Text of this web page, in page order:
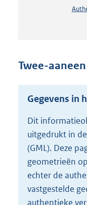
Twee-aaneen
Gegevens in
Dit
uitgedrukt in
(GML). Deze
geometrieën
echter de
vastgestelde
authentieke